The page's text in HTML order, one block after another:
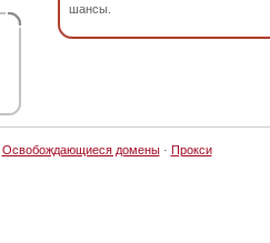
шансы.
Освобождающиеся домены· Прокси